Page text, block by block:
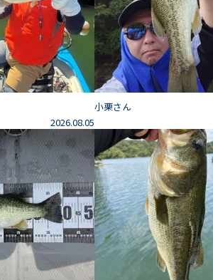
2026.08.05
小栗さん